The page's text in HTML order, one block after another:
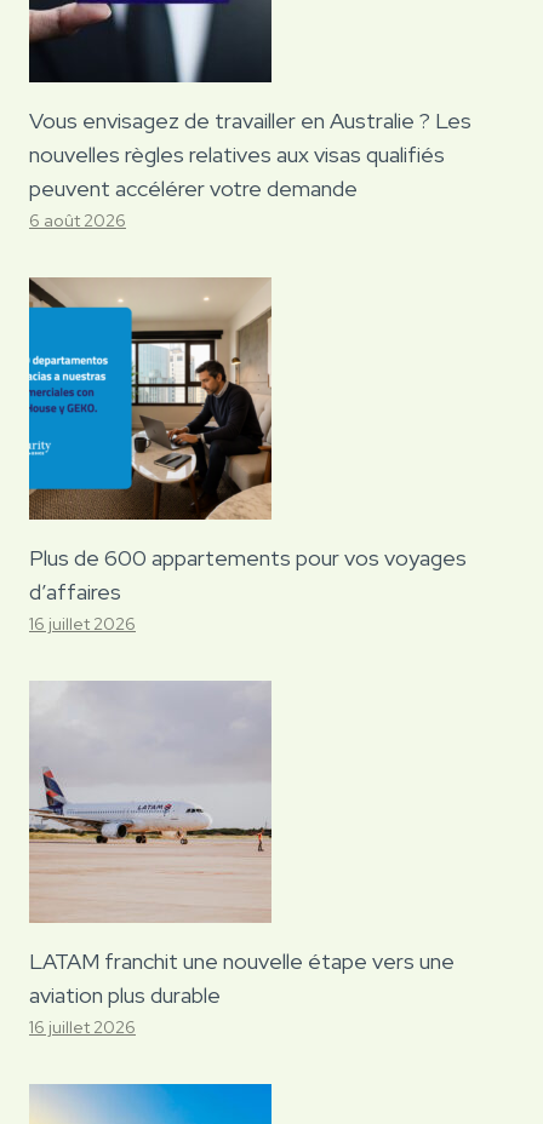
Vous envisagez de travailler en Australie ? Les
nouvelles règles relatives aux visas qualifiés
peuvent accélérer votre demande
6 août 2026
Plus de 600 appartements pour vos voyages
d’affaires
16 juillet 2026
LATAM franchit une nouvelle étape vers une
aviation plus durable
16 juillet 2026